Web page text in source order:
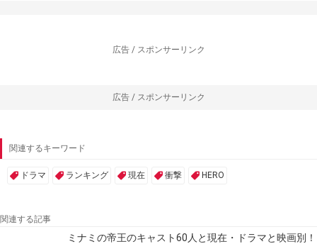
広告 / スポンサーリンク
広告 / スポンサーリンク
関連するキーワード
ドラマ ランキング 現在 衝撃 HERO
関連する記事
ミナミの帝王のキャスト60人と現在・ドラマと映画別！